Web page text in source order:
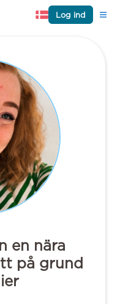
Log ind
en nära
på grund